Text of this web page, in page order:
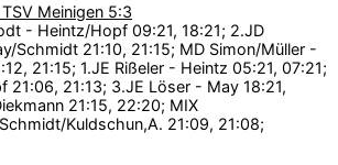
Meinigen 5:3
- Heintz/Hopf 09:21, 18:21; 2.JD
Schmidt 21:10, 21:15; MD Simon/Müller -
21:15; 1.JE Rißeler - Heintz 05:21, 07:21;
21:06, 21:13; 3.JE Löser - May 18:21,
21:15, 22:20; MIX
Kuldschun,A. 21:09, 21:08;